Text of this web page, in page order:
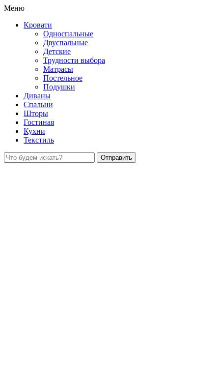
Меню
Кровати
Односпальные
Двуспальные
Детские
Трудности выбора
Матрасы
Постельное
Подушки
Диваны
Спальни
Шторы
Гостиная
Кухни
Текстиль